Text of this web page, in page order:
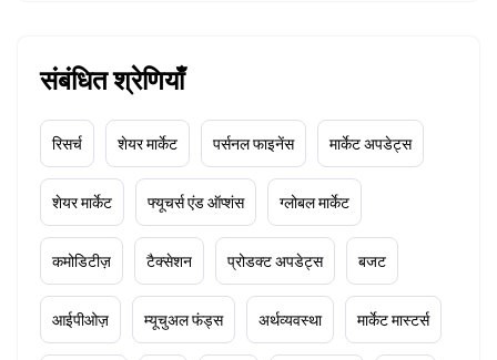
संबंधित श्रेणियाँ
रिसर्च शेयर मार्केट पर्सनल फाइनेंस मार्केट अपडेट्स
शेयर मार्केट फ्यूचर्स एंड ऑप्शंस ग्लोबल मार्केट
कमोडिटीज़ टैक्सेशन प्रोडक्ट अपडेट्स बजट
आईपीओज़ म्यूचुअल फंड्स अर्थव्यवस्था मार्केट मास्टर्स